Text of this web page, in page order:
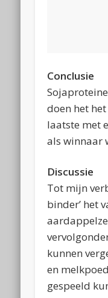
Conclusie
doen het
laatste met
als winnaar
Discussie
Tot mijn
binder’ het
kunnen
en
gespeeld